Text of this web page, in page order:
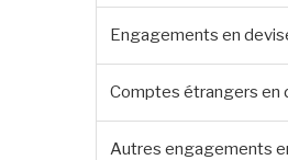
Engagements en
Comptes étrangers en
Autres engagements